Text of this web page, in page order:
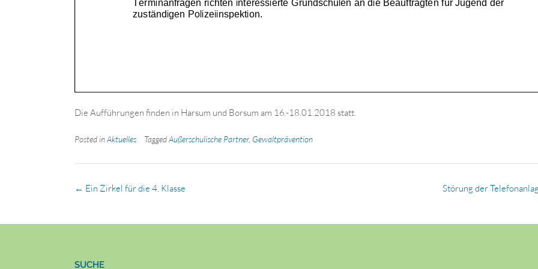
Die Aufführungen finden in Harsum und Borsum am 16.-18.01.2018 statt.
Posted inAktuelles TaggedAußerschulische Partner, Gewaltprävention
Post
Störung der
← Ein Zirkel für die 4. Klasse
SUCHE